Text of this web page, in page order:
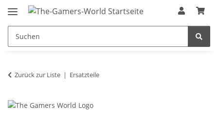
Zurück zur Liste Ersatzteile